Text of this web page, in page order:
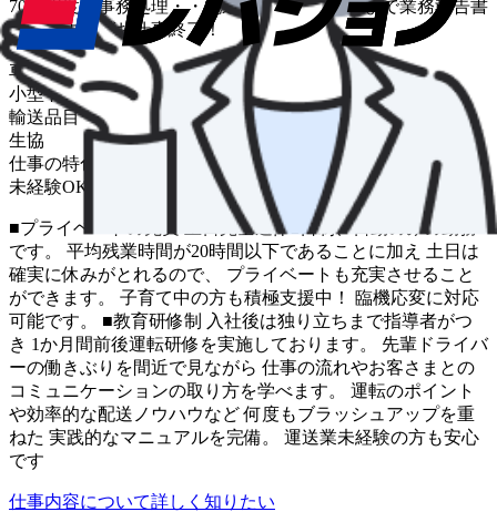
70件程度・事務処理・・配送は基本的に夕方まで業務報告書
を作成すればお仕事終了！
車種
小型トラック
輸送品目
生協
仕事の特色
未経験OK
■プライベートの充実 土日完全週休2日制、日勤のみの勤務
です。 平均残業時間が20時間以下であることに加え 土日は
確実に休みがとれるので、 プライベートも充実させること
ができます。 子育て中の方も積極支援中！ 臨機応変に対応
可能です。 ■教育研修制 入社後は独り立ちまで指導者がつ
き 1か月間前後運転研修を実施しております。 先輩ドライバ
ーの働きぶりを間近で見ながら 仕事の流れやお客さまとの
コミュニケーションの取り方を学べます。 運転のポイント
や効率的な配送ノウハウなど 何度もブラッシュアップを重
ねた 実践的なマニュアルを完備。 運送業未経験の方も安心
です
仕事内容について詳しく知りたい